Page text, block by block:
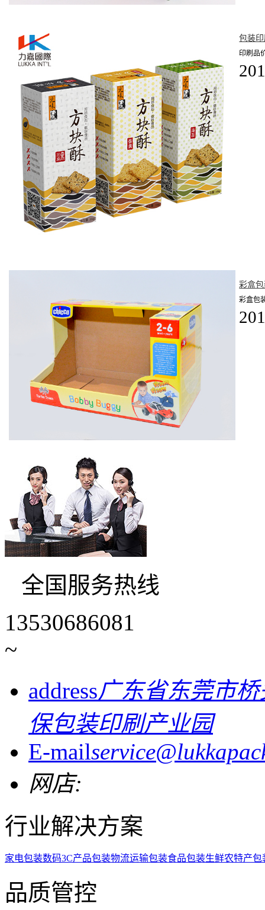
包装
印刷品
彩盒
彩盒包
全国服务热线
13530686081
~
address广东省东莞市
保包装印刷产业园
E-mail
网店:
行业解决方案
家电包装数码3C产品包装物流运输包装食品包装生鲜农特产包
品质管控